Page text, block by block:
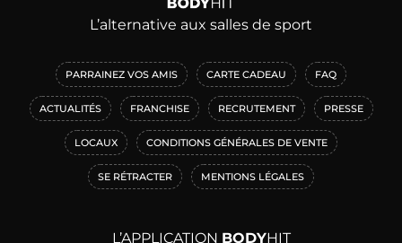
L’alternative aux salles de sport
PARRAINEZ VOS AMIS CARTE CADEAU FAQ
ACTUALITÉS FRANCHISE RECRUTEMENT PRESSE
LOCAUX CONDITIONS GÉNÉRALES DE VENTE
SE RÉTRACTER MENTIONS LÉGALES
L’APPLICATION BODYHIT